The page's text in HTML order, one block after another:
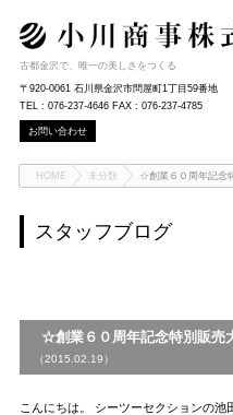
古都金沢で、唯一の美しさをつくる
〒920-0061 石川県金沢市問屋町1丁目59番地
TEL : 076-237-4646 FAX : 076-237-4785
お問い合わせ
HOME 未分類 ☆創業６０周年記念
スタッフブログ
☆創業６０周年記念特別販売
（2015.02.19）
こんにちは。 シーツーセクションの池